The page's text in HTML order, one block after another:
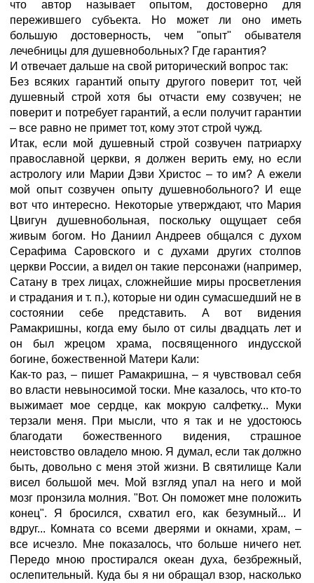
что автор называет опытом, достоверно для
пережившего субъекта. Но может ли оно иметь
большую достоверность, чем "опыт" обывателя
лечебницы для душевнобольных? Где гарантия?
И отвечает дальше на свой риторический вопрос так:
Без всяких гарантий опыту другого поверит тот, чей
душевный строй хотя бы отчасти ему созвучен; не
поверит и потребует гарантий, а если получит гарантии
– все равно не примет тот, кому этот строй чужд.
Итак, если мой душевный строй созвучен патриарху
православной церкви, я должен верить ему, но если
астрологу или Марии Дэви Христос – то им? А ежели
мой опыт созвучен опыту душевнобольного? И еще
вот что интересно. Некоторые утверждают, что Мария
Цвигун душевнобольная, поскольку ощущает себя
живым богом. Но Даниил Андреев общался с духом
Серафима Саровского и с духами других столпов
церкви России, а видел он такие персонажи (например,
Сатану в трех лицах, сложнейшие миры просветления
и страдания и т. п.), которые ни один сумасшедший не в
состоянии себе представить. А вот видения
Рамакришны, когда ему было от силы двадцать лет и
он был жрецом храма, посвященного индусской
богине, божественной Матери Кали:
Как-то раз, – пишет Рамакришна, – я чувствовал себя
во власти невыносимой тоски. Мне казалось, что кто-то
выжимает мое сердце, как мокрую салфетку... Муки
терзали меня. При мысли, что я так и не удостоюсь
благодати божественного видения, страшное
неистовство овладело мною. Я думал, если так должно
быть, довольно с меня этой жизни. В святилище Кали
висел большой меч. Мой взгляд упал на него и мой
мозг пронзила молния. "Вот. Он поможет мне положить
конец". Я бросился, схватил его, как безумный... И
вдруг... Комната со всеми дверями и окнами, храм, –
все исчезло. Мне показалось, что больше ничего нет.
Передо мною простирался океан духа, безбрежный,
ослепительный. Куда бы я ни обращал взор, насколько